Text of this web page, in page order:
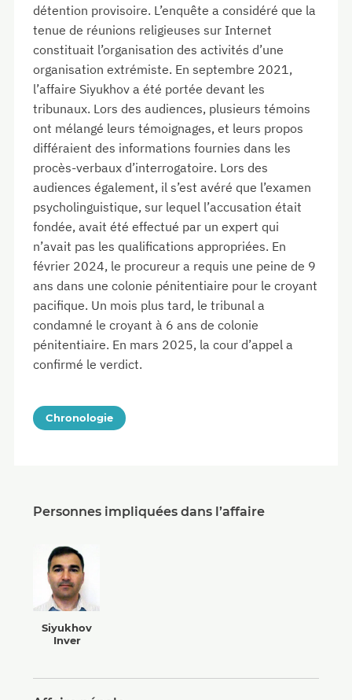
détention provisoire. L’enquête a considéré que la
tenue de réunions religieuses sur Internet
constituait l’organisation des activités d’une
organisation extrémiste. En septembre 2021,
l’affaire Siyukhov a été portée devant les
tribunaux. Lors des audiences, plusieurs témoins
ont mélangé leurs témoignages, et leurs propos
différaient des informations fournies dans les
procès-verbaux d’interrogatoire. Lors des
audiences également, il s’est avéré que l’examen
psycholinguistique, sur lequel l’accusation était
fondée, avait été effectué par un expert qui
n’avait pas les qualifications appropriées. En
février 2024, le procureur a requis une peine de 9
ans dans une colonie pénitentiaire pour le croyant
pacifique. Un mois plus tard, le tribunal a
condamné le croyant à 6 ans de colonie
pénitentiaire. En mars 2025, la cour d’appel a
confirmé le verdict.
Chronologie
Personnes impliquées dans l’affaire
Siyukhov
Inver